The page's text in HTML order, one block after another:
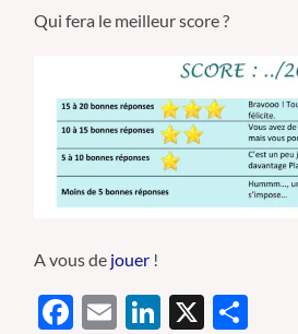
Qui fera le meilleur score ?
A vous de jouer !
Facebook
EmailLinkedIn
X